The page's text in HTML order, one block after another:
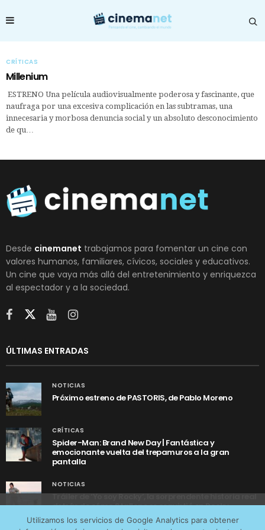
CRÍTICAS
Millenium
ESTRENO Una película audiovisualmente poderosa y fascinante, que
naufraga por una excesiva complicación en las subtramas, una
innecesaria y morbosa denuncia social y un absoluto desconocimiento
de qu…
Desde cinemanet trabajamos para fomentar un cine con
valores humanos, familiares, cívicos, sociales y educativos.
Un cine que vaya más allá del entretenimiento y enriquezca
al espectador y a la sociedad.
ÚLTIMAS ENTRADAS
NOTICIAS
Próximo estreno de PASTORIS, de Pablo Moreno
CRÍTICAS
Spider-Man: Brand New Day | Fantástica y
emocionante vuelta del trepamuros a la gran
pantalla
NOTICIAS
Tráiler de ‘Yo soy Rocky’, la sorprendente historia real
detrás de cómo Stallone se convirtió en Rocky
Utilizamos los servicios de Google Analytics para obtener
tráfico web que recibimos y conocer los servicios que